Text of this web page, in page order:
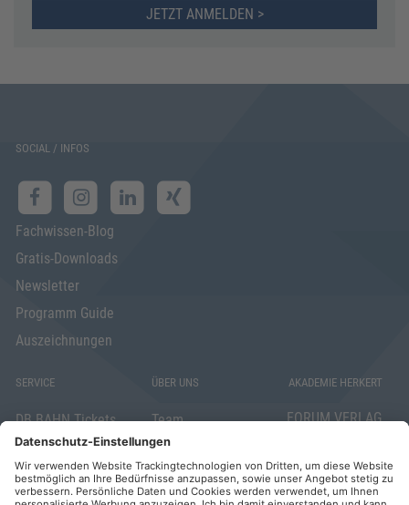
JETZT ANMELDEN >
SOCIAL / INFOS
Fachwissen-Blog
Gratis-Downloads
Newsletter
Programm Guide
Auszeichnungen
SERVICE
DB BAHN Tickets
Veranstaltungsunterlagen
Abo kündigen
ÜBER UNS
Team
Die AKADEMIE
HERKERT
FORUM VERLAG
AKADEMIE HERKERT
FORUM VERLAG
18
86504 Merching